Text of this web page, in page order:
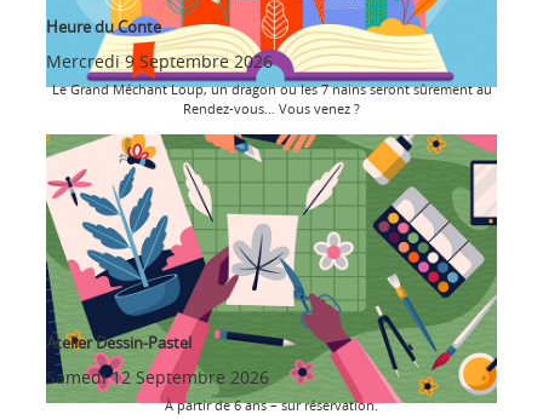
Heure du Conte
Mercredi 9 Septembre 2026
Le Grand Méchant Loup, un dragon ou les 7 nains seront sûrement au
Rendez-vous… Vous venez ?
Atelier Dessin-Pastel
Samedi 12 Septembre 2026
À partir de 6 ans – sur réservation.